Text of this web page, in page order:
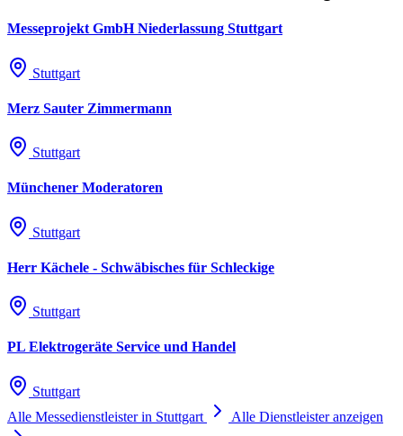
Messeprojekt GmbH Niederlassung Stuttgart
Stuttgart
Merz Sauter Zimmermann
Stuttgart
Münchener Moderatoren
Stuttgart
Herr Kächele - Schwäbisches für Schleckige
Stuttgart
PL Elektrogeräte Service und Handel
Stuttgart
Alle Messedienstleister in Stuttgart
Alle Dienstleister anzeigen